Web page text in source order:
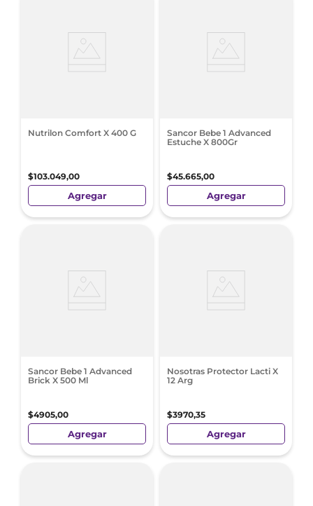
Nutrilon Comfort X 400 G
$103.049,00
Agregar
Sancor Bebe 1 Advanced
Estuche X 800Gr
$45.665,00
Agregar
Sancor Bebe 1 Advanced
Brick X 500 Ml
$4905,00
Agregar
Nosotras Protector Lacti X
12 Arg
$3970,35
Agregar